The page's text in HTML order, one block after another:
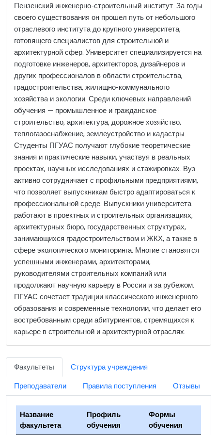
Пензенский инженерно-строительный институт. За годы
своего существования он прошел путь от небольшого
отраслевого института до крупного университета,
готовящего специалистов для строительной и
архитектурной сфер. Университет специализируется на
подготовке инженеров, архитекторов, дизайнеров и
других профессионалов в области строительства,
градостроительства, жилищно-коммунального
хозяйства и экологии. Среди ключевых направлений
обучения — промышленное и гражданское
строительство, архитектура, дорожное хозяйство,
теплогазоснабжение, землеустройство и кадастры.
Студенты ПГУАС получают глубокие теоретические
знания и практические навыки, участвуя в реальных
проектах, научных исследованиях и стажировках. Вуз
активно сотрудничает с профильными предприятиями,
что позволяет выпускникам быстро адаптироваться к
профессиональной среде. Выпускники университета
работают в проектных и строительных организациях,
архитектурных бюро, государственных структурах,
занимающихся градостроительством и ЖКХ, а также в
сфере экологического мониторинга. Многие становятся
успешными инженерами, архитекторами,
руководителями строительных компаний или
продолжают научную карьеру в России и за рубежом.
ПГУАС сочетает традиции классического инженерного
образования и современные технологии, что делает его
востребованным среди абитуриентов, стремящихся к
карьере в строительной и архитектурной отраслях.
Факультеты
Структура учреждения
Преподаватели
Правила поступления Отзывы
Название
факультета
Профиль
обучения
Формы
обучения